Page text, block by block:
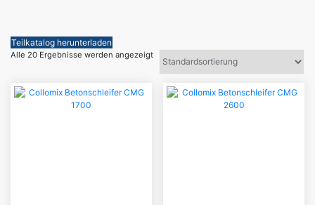
Teilkatalog herunterladen
Alle 20 Ergebnisse werden angezeigt